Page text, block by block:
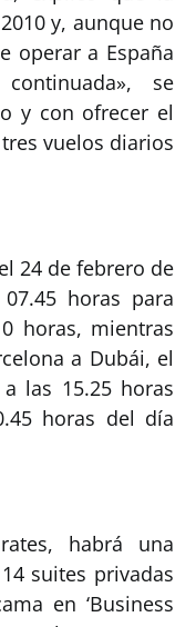
y, aunque no
operar a España
se
y con ofrecer el
vuelos diarios
24 de febrero de
horas para
horas, mientras
a Dubái, el
las 15.25 horas
horas del día
habrá una
suites privadas
en ‘Business